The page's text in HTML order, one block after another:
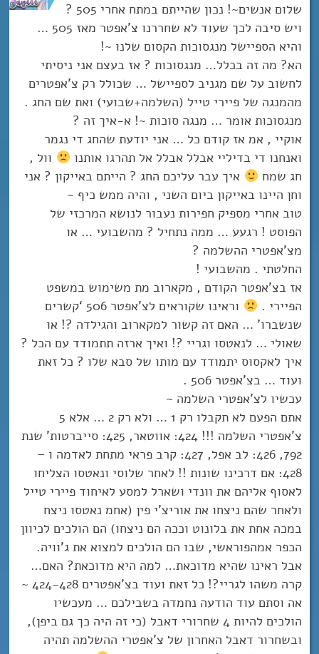
שלום אנשים~! נכון שהייתם במתח אחרי 505 ?
ויש סיבה לכך שעוד לא שחררנו צ’אפטר מאז 505 …
והיא הספיישל מנגסוכות הקסום שלנו ~!
הא? מה זה בכלל… מנגסוכות ? אז בעצם אני ניסיתי
לחשוב על שם מגניב לספיישל … שכולל רק צ’אפטרים
מהמנגה של פיירי טייל (השלמה+שבועי) ואת שם החג .
מנגסוכות אומר … מנגה סוכות ~! א-איך זה ?
אוקיי , אמ אז קודם כל … אני יודעת שהחג די נגמר
ואנחנו די בדיליי אבלל אבלל אל תהרגו אותנו
וול ,
חג שמח
איך עבר עליכם החג ? הייתם באייקון ? אני
וחן היינו באייקון ביום השני , והיה ממש כיף ~
טוב אחרי מספיק חפירות נעבור לנושא המרכזי של
הפוסט ! רגעע … ממה נתחיל ? מהשבועי … או
מצ’אפטרי ההשלמה ?
החלטתי . מהשבועי !
אז בצ’אפטר הקודם , מקארוב מת משימוש במשפט
הפיירי .
וראינו שקוראים לצ’אפטר 506 ‘קשרים
שנשברו’ … האם זה קשור למקארוב והגילדה ?! או
שאולי … לנאטסו וגריי ?! ואיך ארזה תתמודד עם הכל ?
איך לאקסוס יתמודד עם מותו של סבא שלו ? כל זאת
ועוד … בצ’אפטר 506 .
עכשיו לצ’אפטרי השלמה ~
אתם הפעם לא תקבלו רק 1 … ולא רק 2 … אלא 5
צ’אפטרי השלמה !!! 424: אווטאר, 425: סייברטות’ שנת
792, 426: לב אפל, 427: קרב פראי מתחת לאדמה ו –
428: אם דרכינו שונות !! לאחר שלוסי ונאטסו הצליחו
לאסוף אליהם את וונדי ושארל למסע לאיחוד פיירי טייל
ולאחר שהם ניצחו את אוריצ’י פין (אחמ נאטסו ניצח
במכה אחת את בלונוט וככה הם ניצחו) הם הולכים לכיוון
הכפר אמהפוראשי, שבו הם הולכים למצוא את ג’וויה.
אבל ראינו שהיא מדוכאת… למה היא מדוכאת? האם…
קרה משהו לגריי?! כל זאת ועוד בצ’אפטרים 424-428 ~
אה וסתם עוד הודעה נחמדה בשבילכם … מעכשיו
הולכים להיות 4 שחרורי דאבל (כי זה היה כך גם ביפן),
ובשחרור דאבל האחרון של צ’אפטרי ההשלמה תהיה